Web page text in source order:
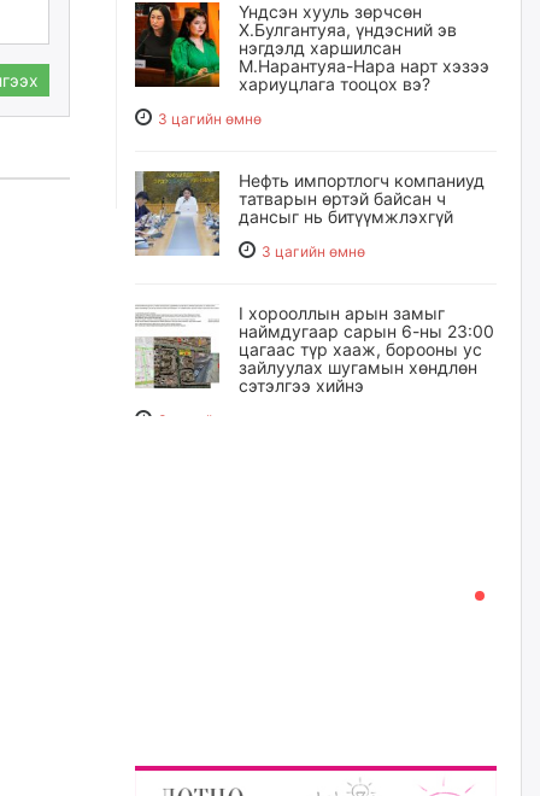
Үндсэн хууль зөрчсөн
Х.Булгантуяа, үндэсний эв
нэгдэлд харшилсан
М.Нарантуяа-Нара нарт хэзээ
хариуцлага тооцох вэ?
3 цагийн өмнө
Нефть импортлогч компаниуд
татварын өртэй байсан ч
дансыг нь битүүмжлэхгүй
3 цагийн өмнө
I хорооллын арын замыг
наймдугаар сарын 6-ны 23:00
цагаас түр хааж, борооны ус
зайлуулах шугамын хөндлөн
сэтэлгээ хийнэ
3 цагийн өмнө
Авлигаар авсан хөрөнгийг
хурааж, нийгмийн сайн